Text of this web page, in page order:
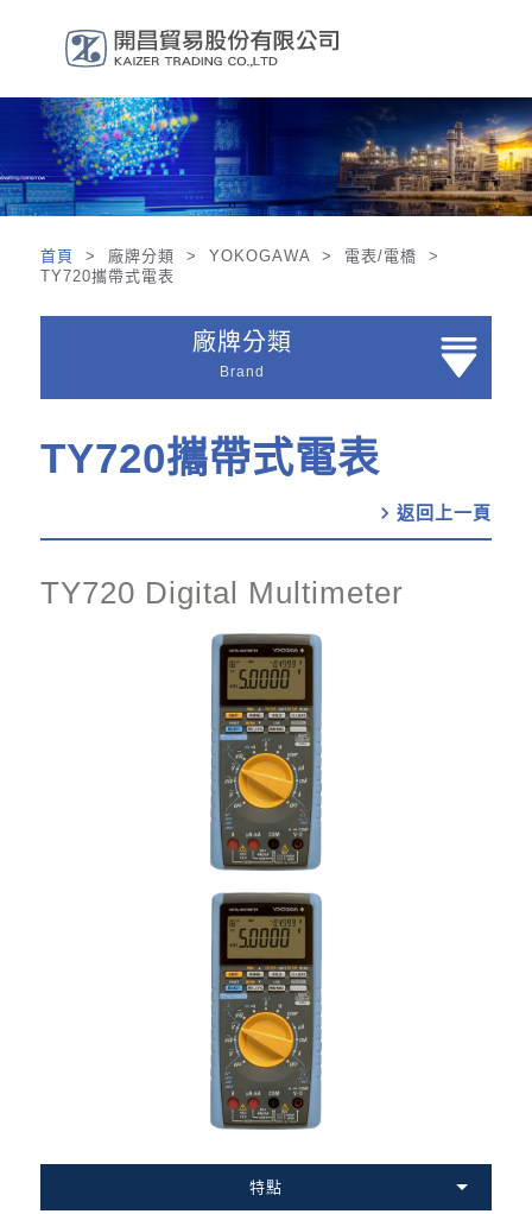
首頁
> 廠牌分類 > YOKOGAWA > 電表/電橋 >
TY720攜帶式電表
廠牌分類
Brand
TY720攜帶式電表
chevron_right
TY720 Digital Multimeter
特點